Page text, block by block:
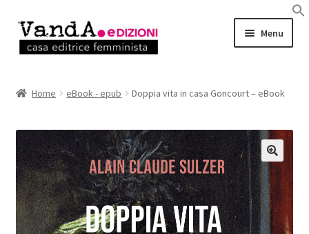
Vai
alla
Vai
al
Menu
AUTRICI e AUTORI
EVENTI
RASSEGNA STAMPA
Home eBook - epub Doppia vita in casa Goncourt – eBook